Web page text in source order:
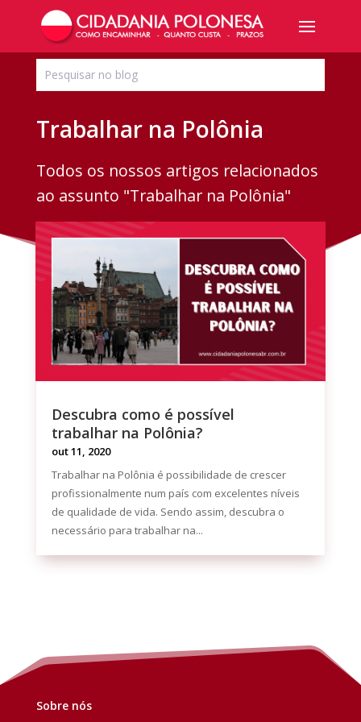
Trabalhar na Polônia
Todos os nossos artigos relacionados
ao assunto "Trabalhar na Polônia"
Descubra como é possível
trabalhar na Polônia?
out 11, 2020
Trabalhar na Polônia é possibilidade de crescer
profissionalmente num país com excelentes níveis
de qualidade de vida. Sendo assim, descubra o
necessário para trabalhar na...
Sobre nós